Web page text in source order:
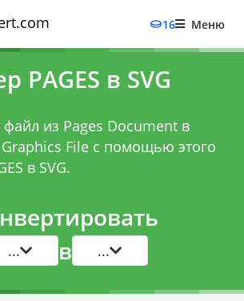
16 Меню
PAGES в SVG
файл из Pages Document в
File с помощью этого
в SVG.
... в ...